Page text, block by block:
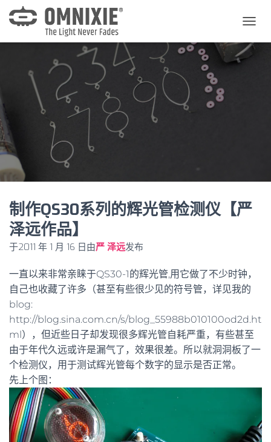
换
制作QS30系列的辉光管检测仪【严
泽远作品】
于2011 年 1 月 16 日 由严 泽远发布
一直以来非常亲睐于QS30-1的辉光管,用它做了不少时钟，
自己也收藏了许多（甚至有些很少见的符号管，详见我的
blog:
http://blog.sina.com.cn/s/blog_55988b010100od2d.ht
ml），但近些日子却发现很多辉光管自耗严重，有些甚至
由于年代久远或许是漏气了，效果很差。所以就洞洞板了一
个检测仪，用于测试辉光管每个数字的显示是否正常。
先上个图：